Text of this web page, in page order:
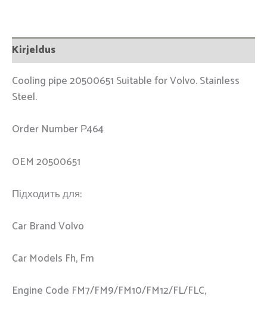
Kirjeldus
Cooling pipe 20500651 Suitable for Volvo. Stainless
Steel.
Order Number Р464
OEM 20500651
Підходить для:
Car Brand Volvo
Car Models Fh, Fm
Engine Code FM7/FM9/FM10/FM12/FL/FLC,